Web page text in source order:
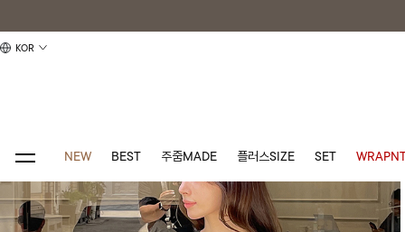
KOR
NEW BEST 주줌MADE 플러스SIZE SET